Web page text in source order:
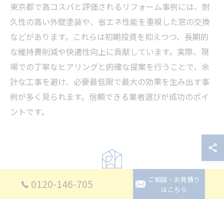
東京都で高コスパと評価されるリフォーム事例には、耐
久性の高い外壁塗装や、省エネ性能を重視した窓の交換
などがあります。これらは初期投資を抑えつつ、長期的
な維持費削減や快適性向上に貢献しています。実際、現
場での丁寧なヒアリングと的確な提案を行うことで、余
計な工事を避け、必要最低限で最大の効果を生み出す事
例が多く見られます。信頼できる業者選びが成功のポイ
ントです。
評判を見極めるリフォーム会
0120-146-705
ご相談・お見積り
はこちら